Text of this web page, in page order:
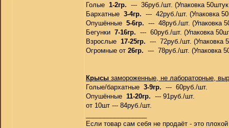
Голые 1-2гр. --- 36руб./шт. (Упаковка
Бархатные 3-4гр. --- 42руб./шт. (Упаковка
Опушённые 5-6гр. --- 48руб./шт. (Упаковка
Бегунки 7-16гр. --- 60руб./шт. (Упаковка
Взрослые 17-25гр. --- 72руб./шт. (Упаковка
Огромные от 26гр. --- 78руб./шт. (Упаковка
Крысы замороженные, не лабораторные,
Голые/бархатные 3-9гр. --- 60руб./шт.
Опушённые 11-20гр. --- 91руб./шт.
от 10шт --- 84руб./шт.
Если товар сам себя не продаёт - это